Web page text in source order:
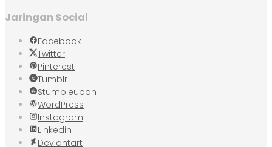
Jaringan Social
Facebook
Twitter
Pinterest
Tumblr
Stumbleupon
WordPress
Instagram
Linkedin
Deviantart